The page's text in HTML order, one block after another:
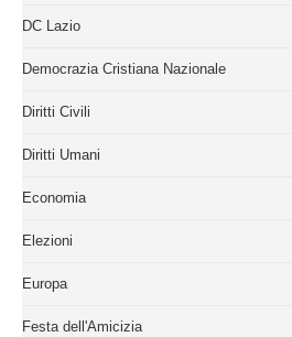
DC Lazio
Democrazia Cristiana Nazionale
Diritti Civili
Diritti Umani
Economia
Elezioni
Europa
Festa dell'Amicizia